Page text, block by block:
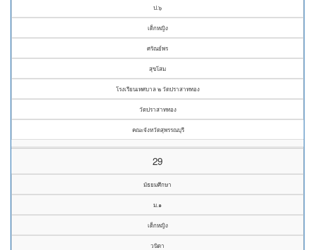
ป.๖
เด็กหญิง
ศรัณย์พร
สุขโสม
โรงเรียนเทศบาล ๒ วัดปราสาททอง
วัดปราสาททอง
คณะจังหวัดสุพรรณบุรี
29
มัธยมศึกษา
ม.๑
เด็กหญิง
วนิดา